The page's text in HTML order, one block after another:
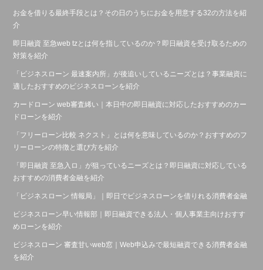
お金を借りる最終手段とは？その日のうちにお金を用意する32の方法を紹
介
即日融資 至急web tzとは何を指しているのか？即日融資を受け取るための
対策を紹介
「ビジネスローン 最速案内所」が後追いしているニーズとは？事業融資に
適したおすすめのビジネスローンを紹介
カードローン web審査絺い｜本日中の即日融資に対応したおすすめのカー
ドローンを紹介
「フリーローン比較 ネクスト」とは何を意味しているのか？おすすめのフ
リーローンの特徴と選び方を紹介
「即日融資 至急入ロ」が狙っているニーズとは？即日融資に対応している
おすすめの消費者金融を紹介
「ビジネスローン 情報局」｜即日でビジネスローンを借りれる消費者金融
ビジネスローン早い情報部｜即日融資できる法人・個人事業主向けおすす
めローンを紹介
ビジネスローン 審査甘いweb窓｜Web申込みで最短融資できる消費者金融
を紹介